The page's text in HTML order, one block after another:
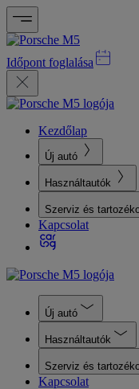
Időpont foglalása
Kezdőlap
Új autó
Használtautók
Szerviz és
Kapcsolat
Új autó
Használtautók
Szerviz és
Kapcsolat